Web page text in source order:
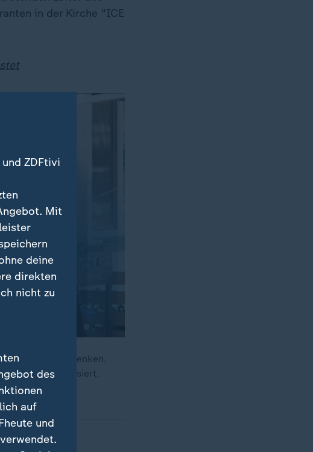
in der Kirche "ICE
Trump ein Einlenken.
live analysiert.
auf
ZDFtivi
Mit
deine
direkten
nicht zu
des
auf
und